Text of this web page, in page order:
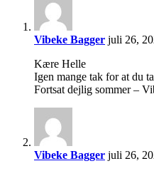
Vibeke Bagger juli 26,
Kære Helle
Igen mange tak for at du
Fortsat dejlig sommer –
Vibeke Bagger juli 26,